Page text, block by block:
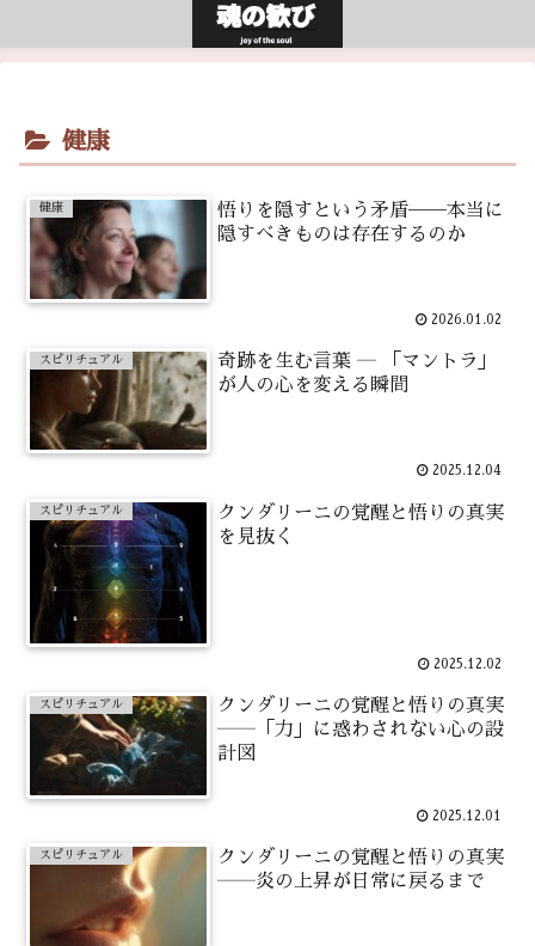
健康
健康
悟りを隠すという矛盾──本当に
隠すべきものは存在するのか
2026.01.02
スピリチュアル
奇跡を生む言葉 ― 「マントラ」
が人の心を変える瞬間
2025.12.04
スピリチュアル
クンダリーニの覚醒と悟りの真実
を見抜く
2025.12.02
スピリチュアル
クンダリーニの覚醒と悟りの真実
――「力」に惑わされない心の設
計図
2025.12.01
スピリチュアル
クンダリーニの覚醒と悟りの真実
――炎の上昇が日常に戻るまで